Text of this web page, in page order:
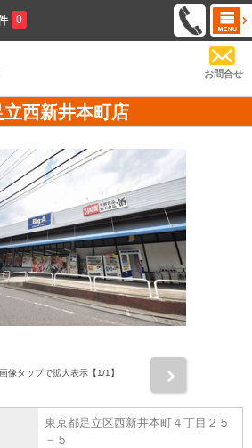
0
お問合せ
立西新井本町店
画像タップで拡大表示【1/1】
東京都足立区西新井本町４丁目２５
－５